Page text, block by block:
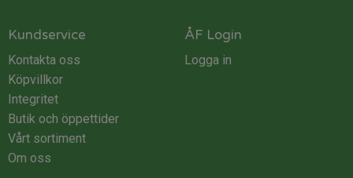
Kundservice
Kontakta oss
Köpvillkor
Integritet
Butik och öppettider
Vårt sortiment
Om oss
ÅF Login
Logga in